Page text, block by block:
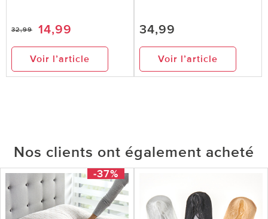
32,99 14,99
Voir l’article
34,99
Voir l’article
Nos clients ont également acheté
-37%